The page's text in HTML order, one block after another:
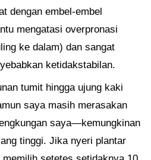
dengan embel-embel
mengatasi overpronasi
ke dalam) dan sangat
ketidakstabilan.
tumit hingga ujung kaki
saya masih merasakan
saya—kemungkinan
tinggi. Jika nyeri plantar